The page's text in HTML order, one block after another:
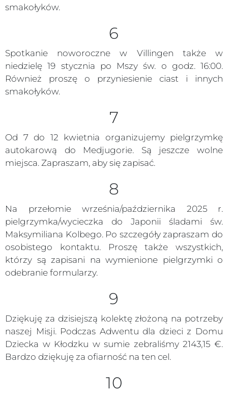
smakołyków.
6
Spotkanie noworoczne w Villingen także w
niedzielę 19 stycznia po Mszy św. o godz. 16:00.
Również proszę o przyniesienie ciast i innych
smakołyków.
7
Od 7 do 12 kwietnia organizujemy pielgrzymkę
autokarową do Medjugorie. Są jeszcze wolne
miejsca. Zapraszam, aby się zapisać.
8
Na przełomie września/października 2025 r.
pielgrzymka/wycieczka do Japonii śladami św.
Maksymiliana Kolbego. Po szczegóły zapraszam do
osobistego kontaktu. Proszę także wszystkich,
którzy są zapisani na wymienione pielgrzymki o
odebranie formularzy.
9
Dziękuję za dzisiejszą kolektę złożoną na potrzeby
naszej Misji. Podczas Adwentu dla dzieci z Domu
Dziecka w Kłodzku w sumie zebraliśmy 2143,15 €.
Bardzo dziękuję za ofiarność na ten cel.
10